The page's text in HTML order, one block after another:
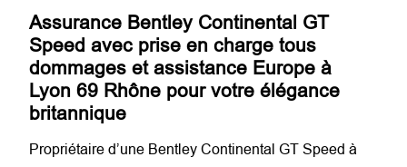
Assurance Bentley Continental GT
Speed avec prise en charge tous
dommages et assistance Europe à
Lyon 69 Rhône pour votre élégance
britannique
Propriétaire d’une Bentley Continental GT Speed à